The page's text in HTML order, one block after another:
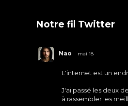
Notre fil Twitter
Nao mai 18
L'internet est un
J'ai passé les deux
à rassembler les